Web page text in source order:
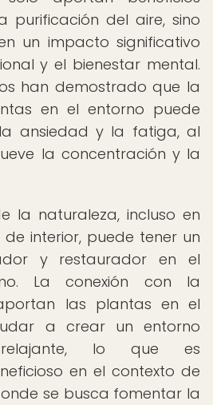
purificación del aire, sino
un impacto significativo
y el bienestar mental.
han demostrado que la
en el entorno puede
ansiedad y la fatiga, al
la concentración y la
la naturaleza, incluso en
interior, puede tener un
y restaurador en el
La conexión con la
las plantas en el
a crear un entorno
lo que es
en el contexto de
se busca fomentar la